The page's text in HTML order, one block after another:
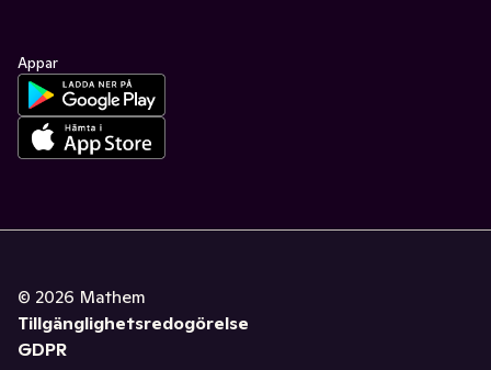
Appar
© 2026 Mathem
Tillgänglighetsredogörelse
GDPR